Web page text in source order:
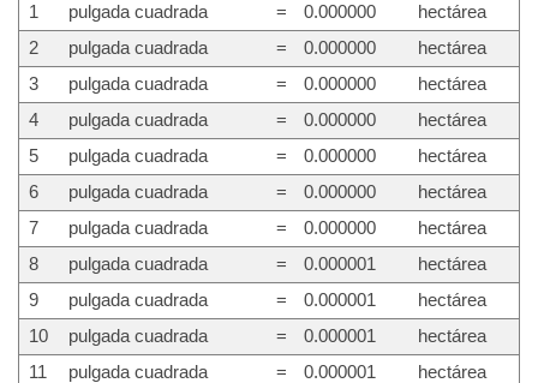
1
pulgada cuadrada = 0.000000
hectárea
2
pulgada cuadrada = 0.000000
hectárea
3
pulgada cuadrada = 0.000000
hectárea
4
pulgada cuadrada = 0.000000
hectárea
5
pulgada cuadrada = 0.000000
hectárea
6
pulgada cuadrada = 0.000000
hectárea
7
pulgada cuadrada = 0.000000
hectárea
8
pulgada cuadrada = 0.000001
hectárea
9
pulgada cuadrada = 0.000001
hectárea
10
pulgada cuadrada = 0.000001
hectárea
11
pulgada cuadrada = 0.000001
hectárea